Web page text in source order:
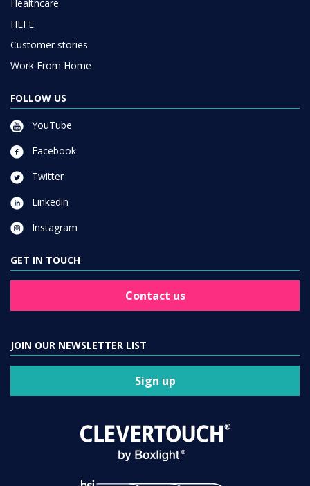
Healthcare
HEFE
Customer stories
Work From Home
FOLLOW US
YouTube
Facebook
Twitter
Linkedin
Instagram
GET IN TOUCH
Contact us
JOIN OUR NEWSLETTER LIST
Sign up